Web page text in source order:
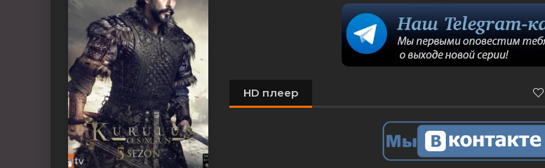
HD плеер